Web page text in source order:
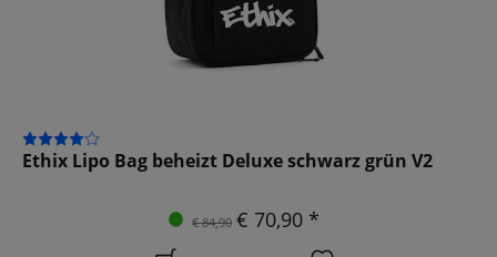
Ethix Lipo Bag beheizt Deluxe schwarz grün V2
€ 84,90 € 70,90 *